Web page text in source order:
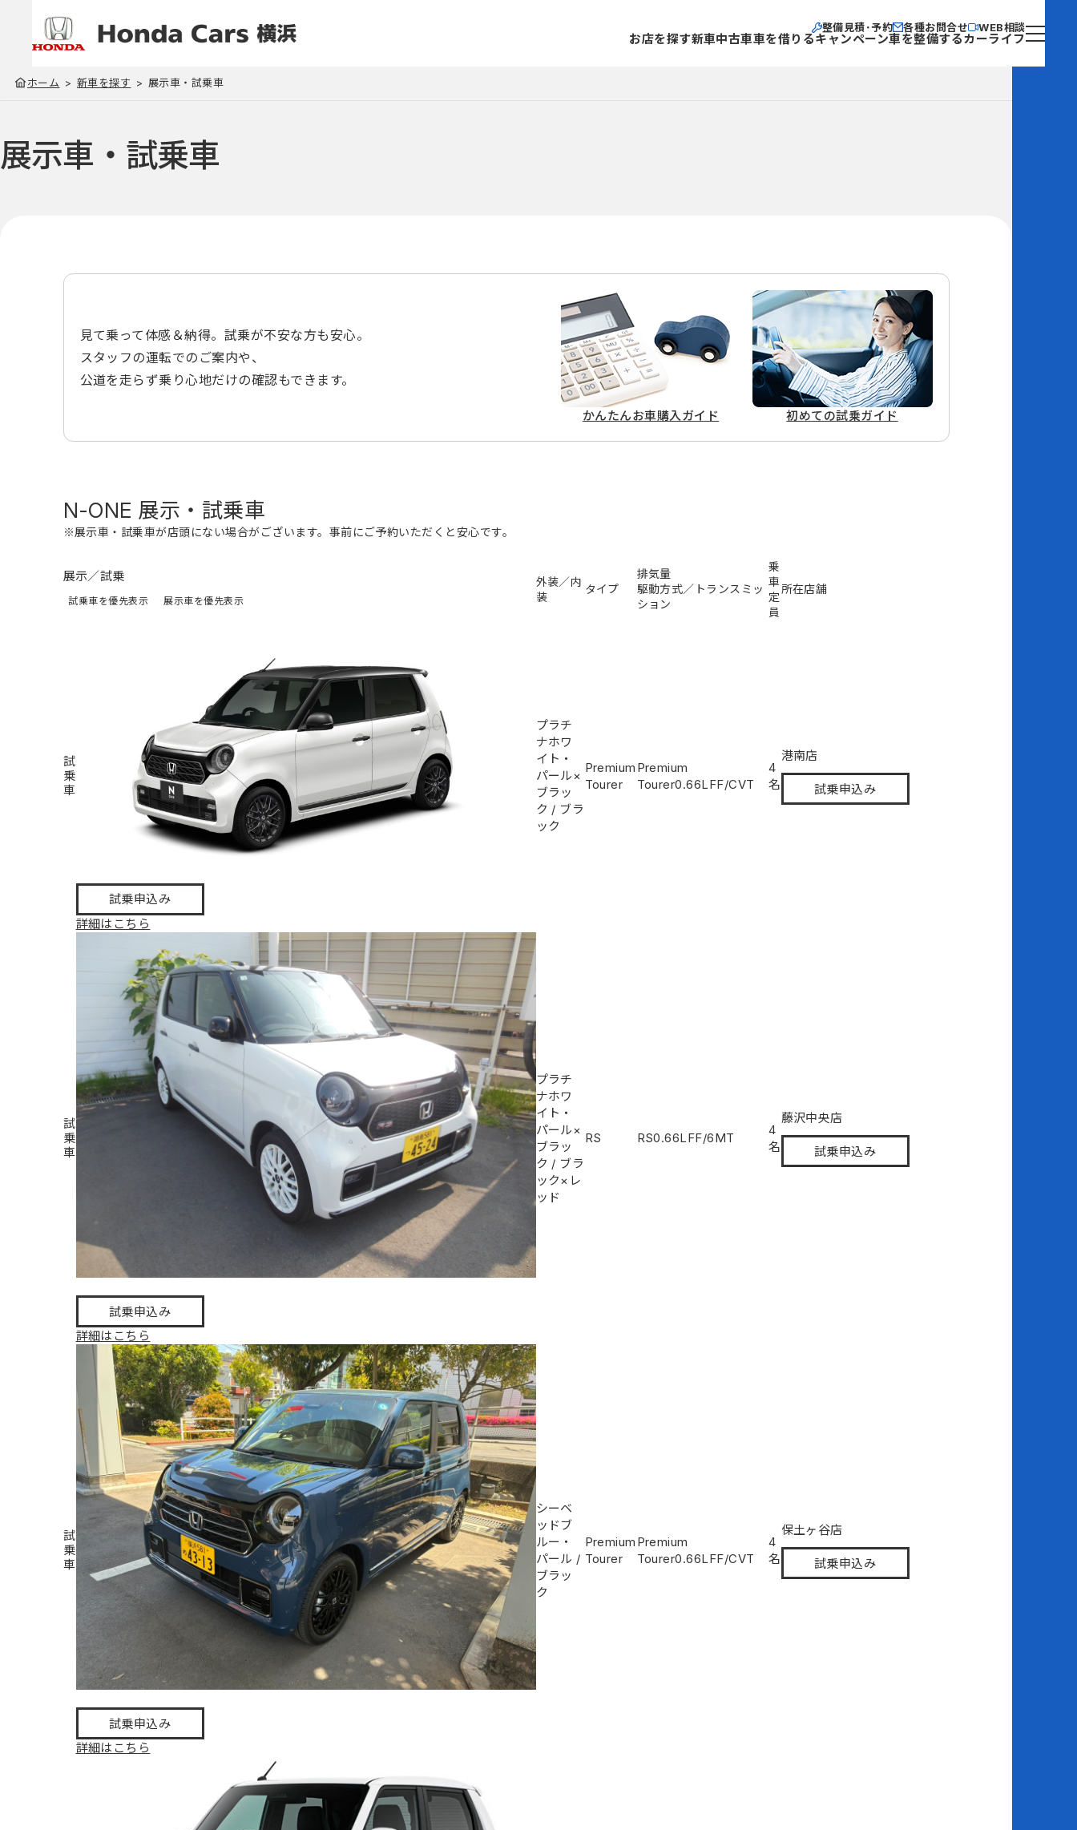
整備見積･予約 各種お問合せ WEB相談
お店を探す新車中古車車を借りるキャンペーン車を整備するカーライフ
ホーム 新車を探す 展示車・試乗車
展示車・試乗車
見て乗って体感＆納得。試乗が不安な方も安心。
スタッフの運転でのご案内や、
公道を走らず乗り心地だけの確認もできます。
かんたんお車購入ガイド 初めての試乗ガイド
N-ONE 展示・試乗車
※展示車・試乗車が店頭にない場合がございます。事前にご予約いただくと安心です。
展示／試乗
試乗車を優先表示 展示車を優先表示
外装／内
装
タイプ
排気量
駆動方式／トランスミッ
ション
乗
車
定
員
所在店舗
試
乗
車
試乗申込み
詳細はこちら
プラチ
ナホワ
イト・
パール×
ブラッ
ク / ブラ
ック
Premium
Tourer
Premium
Tourer0.66LFF/CVT
4
名
港南店
試乗申込み
試
乗
車
試乗申込み
詳細はこちら
プラチ
ナホワ
イト・
パール×
ブラッ
ク / ブラ
ック×レ
ッド
RS RS0.66LFF/6MT
4
名
藤沢中央店
試乗申込み
試
乗
車
試乗申込み
詳細はこちら
シーベ
ッドブ
ルー・
パール /
ブラッ
ク
Premium
Tourer
Premium
Tourer0.66LFF/CVT
4
名
保土ヶ谷店
試乗申込み